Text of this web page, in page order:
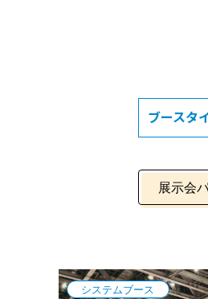
ブースタ
展示会
システムブース